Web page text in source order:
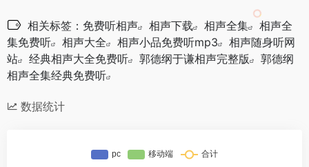
相关标签： 免费听相声 相声下载 相声全集
相声全
集免费听
相声大全 相声小品免费听mp3
相声随身听网
站
经典相声大全免费听 郭德纲于谦相声完整版
郭德纲
相声全集经典免费听
数据统计